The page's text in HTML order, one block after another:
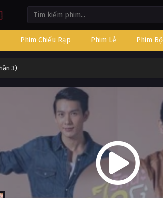
Phim Chiếu Rạp Phim Lẻ Phim Bộ
3)